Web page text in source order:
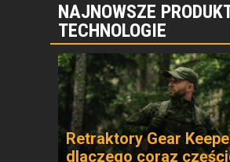
NAJNOWSZE
TECHNOLOGIE
Retraktory Gear
dlaczego coraz